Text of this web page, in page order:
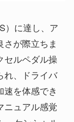
）に達し、ア
が際立ちま
セルペダル操
れ、ドライバ
を体感でき
ニュアル感覚